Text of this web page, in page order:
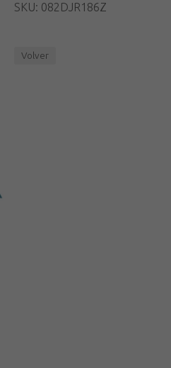
SKU: 082DJR186Z
Volver